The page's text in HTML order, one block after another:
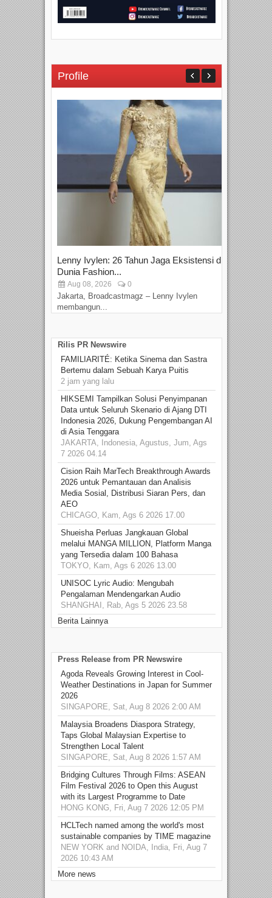
Profile
Lenny Ivylen: 26 Tahun Jaga Eksistensi di
Dunia Fashion...
Aug 08, 2026 0
Jakarta, Broadcastmagz – Lenny Ivylen
membangun...
Rilis PR Newswire
FAMILIARITÉ: Ketika Sinema dan Sastra
Bertemu dalam Sebuah Karya Puitis
2 jam yang lalu
HIKSEMI Tampilkan Solusi Penyimpanan
Data untuk Seluruh Skenario di Ajang DTI
Indonesia 2026, Dukung Pengembangan AI
di Asia Tenggara
JAKARTA, Indonesia, Agustus, Jum, Ags
7 2026 04.14
Cision Raih MarTech Breakthrough Awards
2026 untuk Pemantauan dan Analisis
Media Sosial, Distribusi Siaran Pers, dan
AEO
CHICAGO, Kam, Ags 6 2026 17.00
Shueisha Perluas Jangkauan Global
melalui MANGA MILLION, Platform Manga
yang Tersedia dalam 100 Bahasa
TOKYO, Kam, Ags 6 2026 13.00
UNISOC Lyric Audio: Mengubah
Pengalaman Mendengarkan Audio
SHANGHAI, Rab, Ags 5 2026 23.58
Berita Lainnya
Press Release from PR Newswire
Agoda Reveals Growing Interest in Cool-
Weather Destinations in Japan for Summer
2026
SINGAPORE, Sat, Aug 8 2026 2:00 AM
Malaysia Broadens Diaspora Strategy,
Taps Global Malaysian Expertise to
Strengthen Local Talent
SINGAPORE, Sat, Aug 8 2026 1:57 AM
Bridging Cultures Through Films: ASEAN
Film Festival 2026 to Open this August
with its Largest Programme to Date
HONG KONG, Fri, Aug 7 2026 12:05 PM
HCLTech named among the world's most
sustainable companies by TIME magazine
NEW YORK and NOIDA, India, Fri, Aug 7
2026 10:43 AM
More news